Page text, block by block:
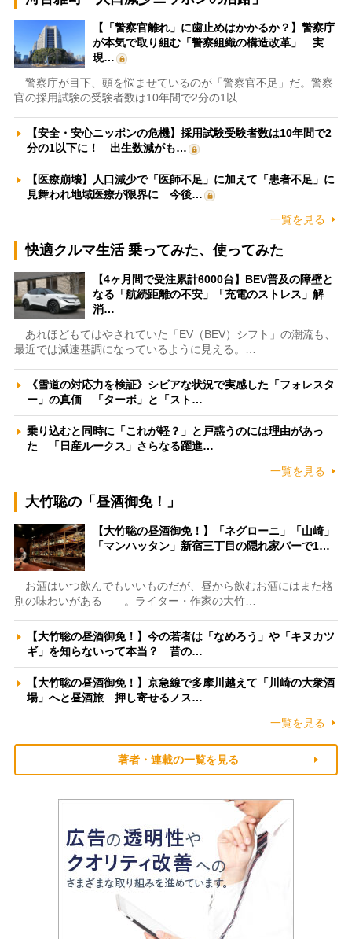
【「警察官離れ」に歯止めはかかるか？】警察庁
が本気で取り組む「警察組織の構造改革」 実
現…
警察庁が目下、頭を悩ませているのが「警察官不足」だ。警察
官の採用試験の受験者数は10年間で2分の1以…
【安全・安心ニッポンの危機】採用試験受験者数は10年間で2
分の1以下に！ 出生数減がも…
【医療崩壊】人口減少で「医師不足」に加えて「患者不足」に
見舞われ地域医療が限界に 今後…
一覧を見る
快適クルマ生活 乗ってみた、使ってみた
【4ヶ月間で受注累計6000台】BEV普及の障壁と
なる「航続距離の不安」「充電のストレス」解
消…
あれほどもてはやされていた「EV（BEV）シフト」の潮流も、
最近では減速基調になっているように見える。…
《雪道の対応力を検証》シビアな状況で実感した「フォレスタ
ー」の真価 「ターボ」と「スト…
乗り込むと同時に「これが軽？」と戸惑うのには理由があっ
た 「日産ルークス」さらなる躍進…
一覧を見る
大竹聡の「昼酒御免！」
【大竹聡の昼酒御免！】「ネグローニ」「山崎」
「マンハッタン」新宿三丁目の隠れ家バーで1…
お酒はいつ飲んでもいいものだが、昼から飲むお酒にはまた格
別の味わいがある――。ライター・作家の大竹…
【大竹聡の昼酒御免！】今の若者は「なめろう」や「キヌカツ
ギ」を知らないって本当？ 昔の…
【大竹聡の昼酒御免！】京急線で多摩川越えて「川崎の大衆酒
場」へと昼酒旅 押し寄せるノス…
一覧を見る
著者・連載の一覧を見る